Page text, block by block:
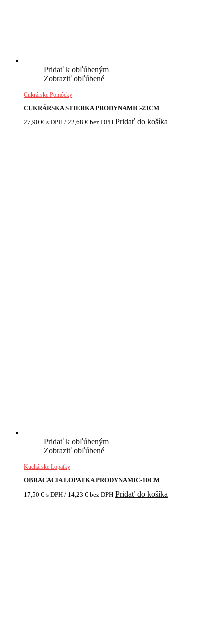
Pridať k obľúbeným
Zobraziť obľúbené
Cukrárske Pomôcky
CUKRÁRSKA STIERKA PRODYNAMIC-23CM
27,90 € s DPH / 22,68 € bez DPH Pridať do košíka
Pridať k obľúbeným
Zobraziť obľúbené
Kuchárske Lopatky
OBRACACIA LOPATKA PRODYNAMIC-10CM
17,50 € s DPH / 14,23 € bez DPH Pridať do košíka